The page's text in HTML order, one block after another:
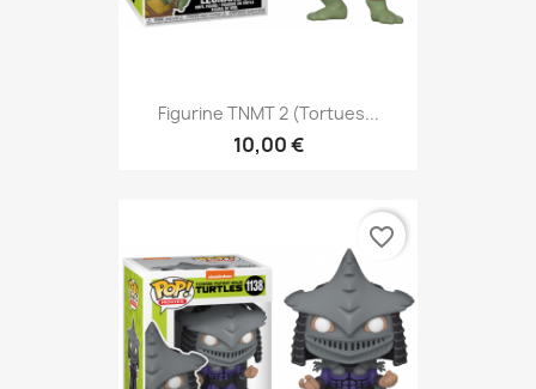
Figurine TNMT 2 (Tortues...
10,00 €
favorite_border